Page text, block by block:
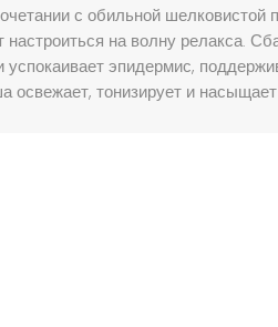
с обильной
настроиться на волну релакса.
успокаивает эпидермис,
освежает, тонизирует и